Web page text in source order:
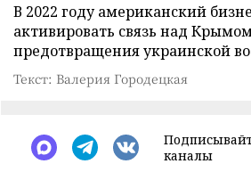
В 2022 году американский
активировать связь над
предотвращения украинской
Текст: Валерия Городецкая
каналы